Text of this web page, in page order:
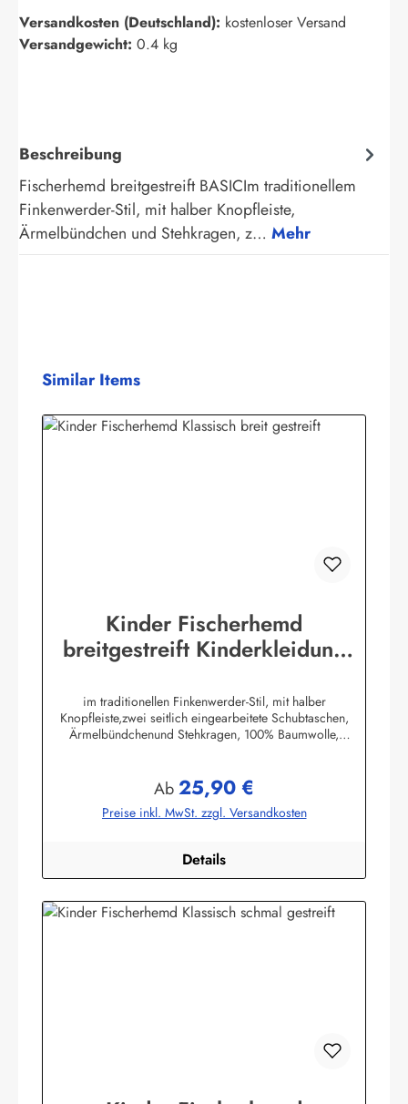
Versandkosten (Deutschland): kostenloser Versand
Versandgewicht: 0.4 kg
Beschreibung
Fischerhemd breitgestreift BASICIm traditionellem
Finkenwerder-Stil, mit halber Knopfleiste,
Ärmelbündchen und Stehkragen, z… Mehr
Produktgalerie überspringen
Similar Items
Kinder Fischerhemd
breitgestreift Kinderkleidung
im traditionellen Finkenwerder-Stil, mit halber
Knopfleiste,zwei seitlich eingearbeitete Schubtaschen,
Ärmelbündchenund Stehkragen, 100% Baumwolle,
Wittmundinfo@modas-bekleidung.de
Regulärer Preis:
Ab25,90 €
Preise inkl. MwSt. zzgl. Versandkosten
Details